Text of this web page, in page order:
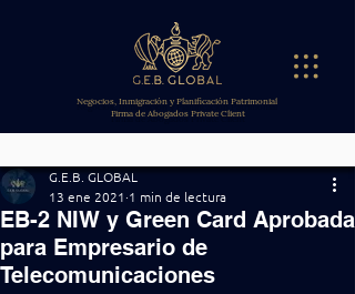
Negocios, Inmigración y Planificación Patrimonial
Firma de Abogados Private Client
EB-2 NIW y Green Card Aprobada
para Empresario de
Telecomunicaciones
G.E.B. GLOBAL
13 ene 2021 1 min de lectura